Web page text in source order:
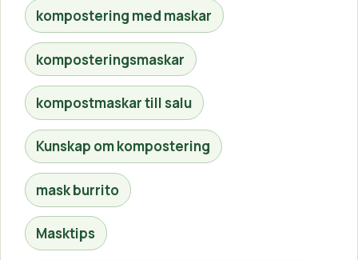
kompostering med maskar
komposteringsmaskar
kompostmaskar till salu
Kunskap om kompostering
mask burrito
Masktips